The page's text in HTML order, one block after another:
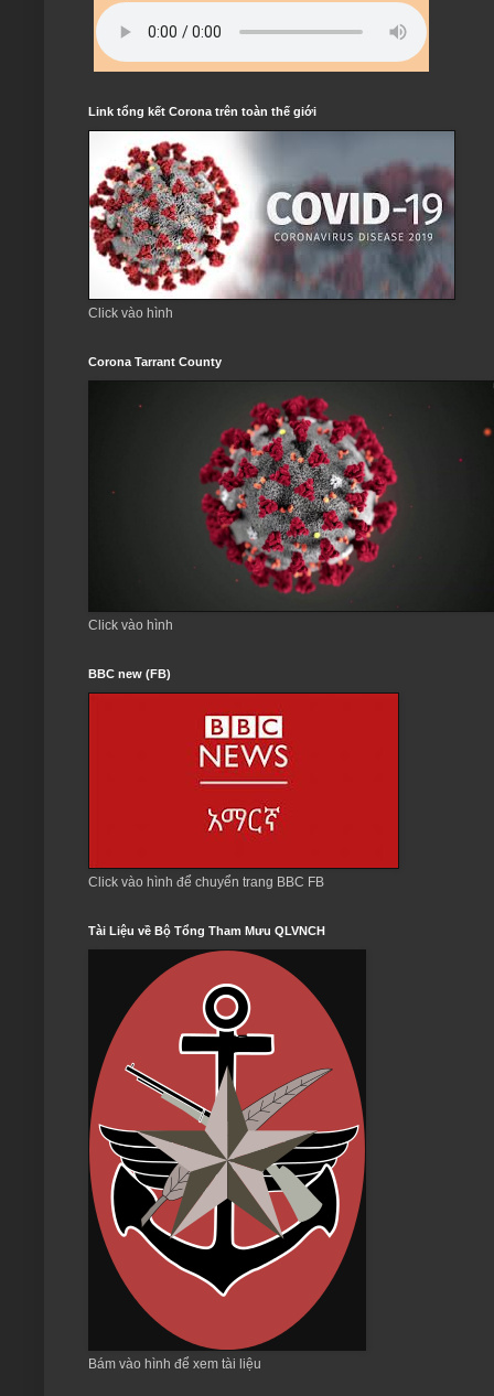
Link tổng kết Corona trên toàn thế giới
Click vào hình
Corona Tarrant County
Click vào hình
BBC new (FB)
Click vào hình để chuyển trang BBC FB
Tài Liệu về Bộ Tổng Tham Mưu QLVNCH
Bám vào hình để xem tài liệu